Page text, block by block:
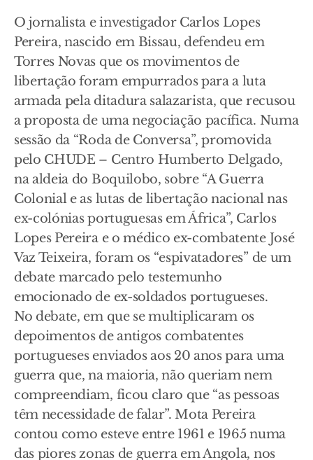
O jornalista e investigador Carlos Lopes
Pereira, nascido em Bissau, defendeu em
Torres Novas que os movimentos de
libertação foram empurrados para a luta
armada pela ditadura salazarista, que recusou
a proposta de uma negociação pacífica. Numa
sessão da “Roda de Conversa”, promovida
pelo CHUDE – Centro Humberto Delgado,
na aldeia do Boquilobo, sobre “A Guerra
Colonial e as lutas de libertação nacional nas
ex-colónias portuguesas em África”, Carlos
Lopes Pereira e o médico ex-combatente José
Vaz Teixeira, foram os “espivatadores” de um
debate marcado pelo testemunho
emocionado de ex-soldados portugueses.
No debate, em que se multiplicaram os
depoimentos de antigos combatentes
portugueses enviados aos 20 anos para uma
guerra que, na maioria, não queriam nem
compreendiam, ficou claro que “as pessoas
têm necessidade de falar”. Mota Pereira
contou como esteve entre 1961 e 1965 numa
das piores zonas de guerra em Angola, nos